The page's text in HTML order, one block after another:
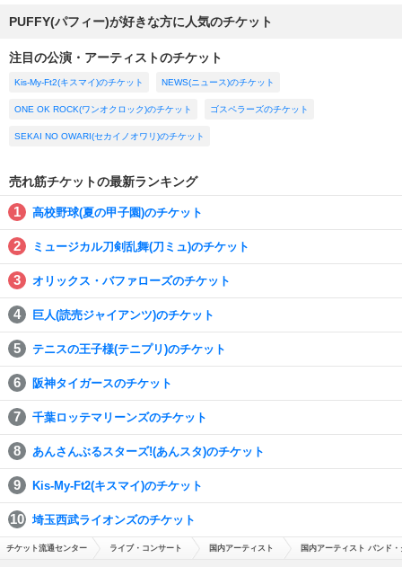
PUFFY(パフィー)が好きな方に人気のチケット
注目の公演・アーティストのチケット
Kis-My-Ft2(キスマイ)のチケット NEWS(ニュース)のチケット
ONE OK ROCK(ワンオクロック)のチケット ゴスペラーズのチケット
SEKAI NO OWARI(セカイノオワリ)のチケット
売れ筋チケットの最新ランキング
高校野球(夏の甲子園)のチケット
ミュージカル刀剣乱舞(刀ミュ)のチケット
オリックス・バファローズのチケット
巨人(読売ジャイアンツ)のチケット
テニスの王子様(テニプリ)のチケット
阪神タイガースのチケット
千葉ロッテマリーンズのチケット
あんさんぶるスターズ!(あんスタ)のチケット
Kis-My-Ft2(キスマイ)のチケット
埼玉西武ライオンズのチケット
チケット流通センター ライブ・コンサート 国内アーティスト 国内アーティスト バンド